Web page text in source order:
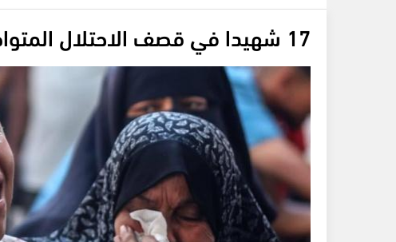
17 شهيدا في قصف الاحتلال المتواصل على عدة مناطق في قطاع غزة